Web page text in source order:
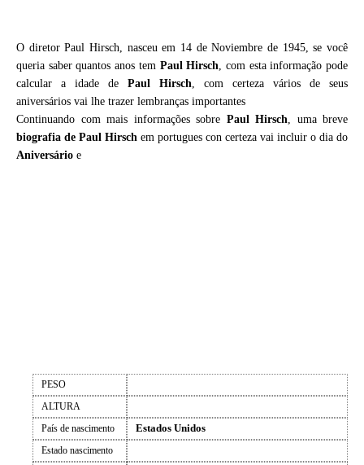
O diretor Paul Hirsch, nasceu em 14 de Noviembre de 1945, se você
queria saber quantos anos tem Paul Hirsch, com esta informação pode
calcular a idade de Paul Hirsch, com certeza vários de seus
aniversários vai lhe trazer lembranças importantes
Continuando com mais informações sobre Paul Hirsch, uma breve
biografia de Paul Hirsch em portugues con certeza vai incluir o dia do
Aniversário e
PESO
ALTURA
País de nascimento
Estados Unidos
Estado nascimento